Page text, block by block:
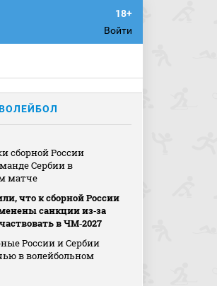
Войти
сборной России
Сербии в
матче
что к сборной России
санкции из‑за
в ЧМ‑2027
России и Сербии
в волейбольном